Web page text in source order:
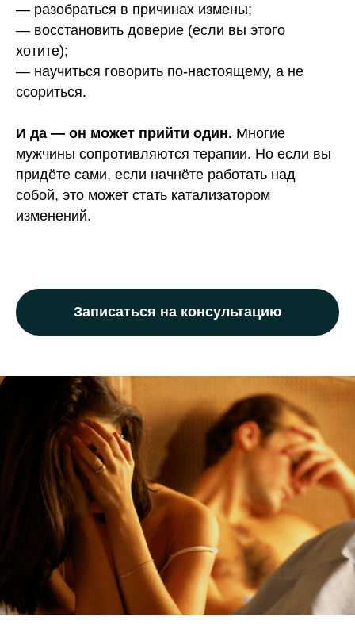
— разобраться в причинах измены;
— восстановить доверие (если вы этого
хотите);
— научиться говорить по-настоящему, а не
ссориться.
И да — он может прийти один. Многие
мужчины сопротивляются терапии. Но если вы
придёте сами, если начнёте работать над
собой, это может стать катализатором
изменений.
Записаться на консультацию